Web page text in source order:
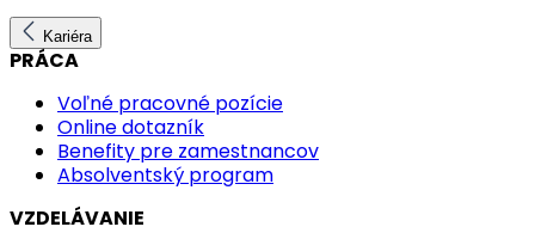
Kariéra
PRÁCA
Voľné pracovné pozície
Online dotazník
Benefity pre zamestnancov
Absolventský program
VZDELÁVANIE